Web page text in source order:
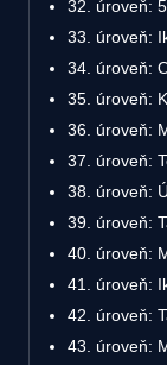
32. úroveň:
33. úroveň:
34. úroveň:
35. úroveň:
36. úroveň:
37. úroveň:
38. úroveň:
39. úroveň:
40. úroveň:
41. úroveň:
42. úroveň:
43. úroveň: